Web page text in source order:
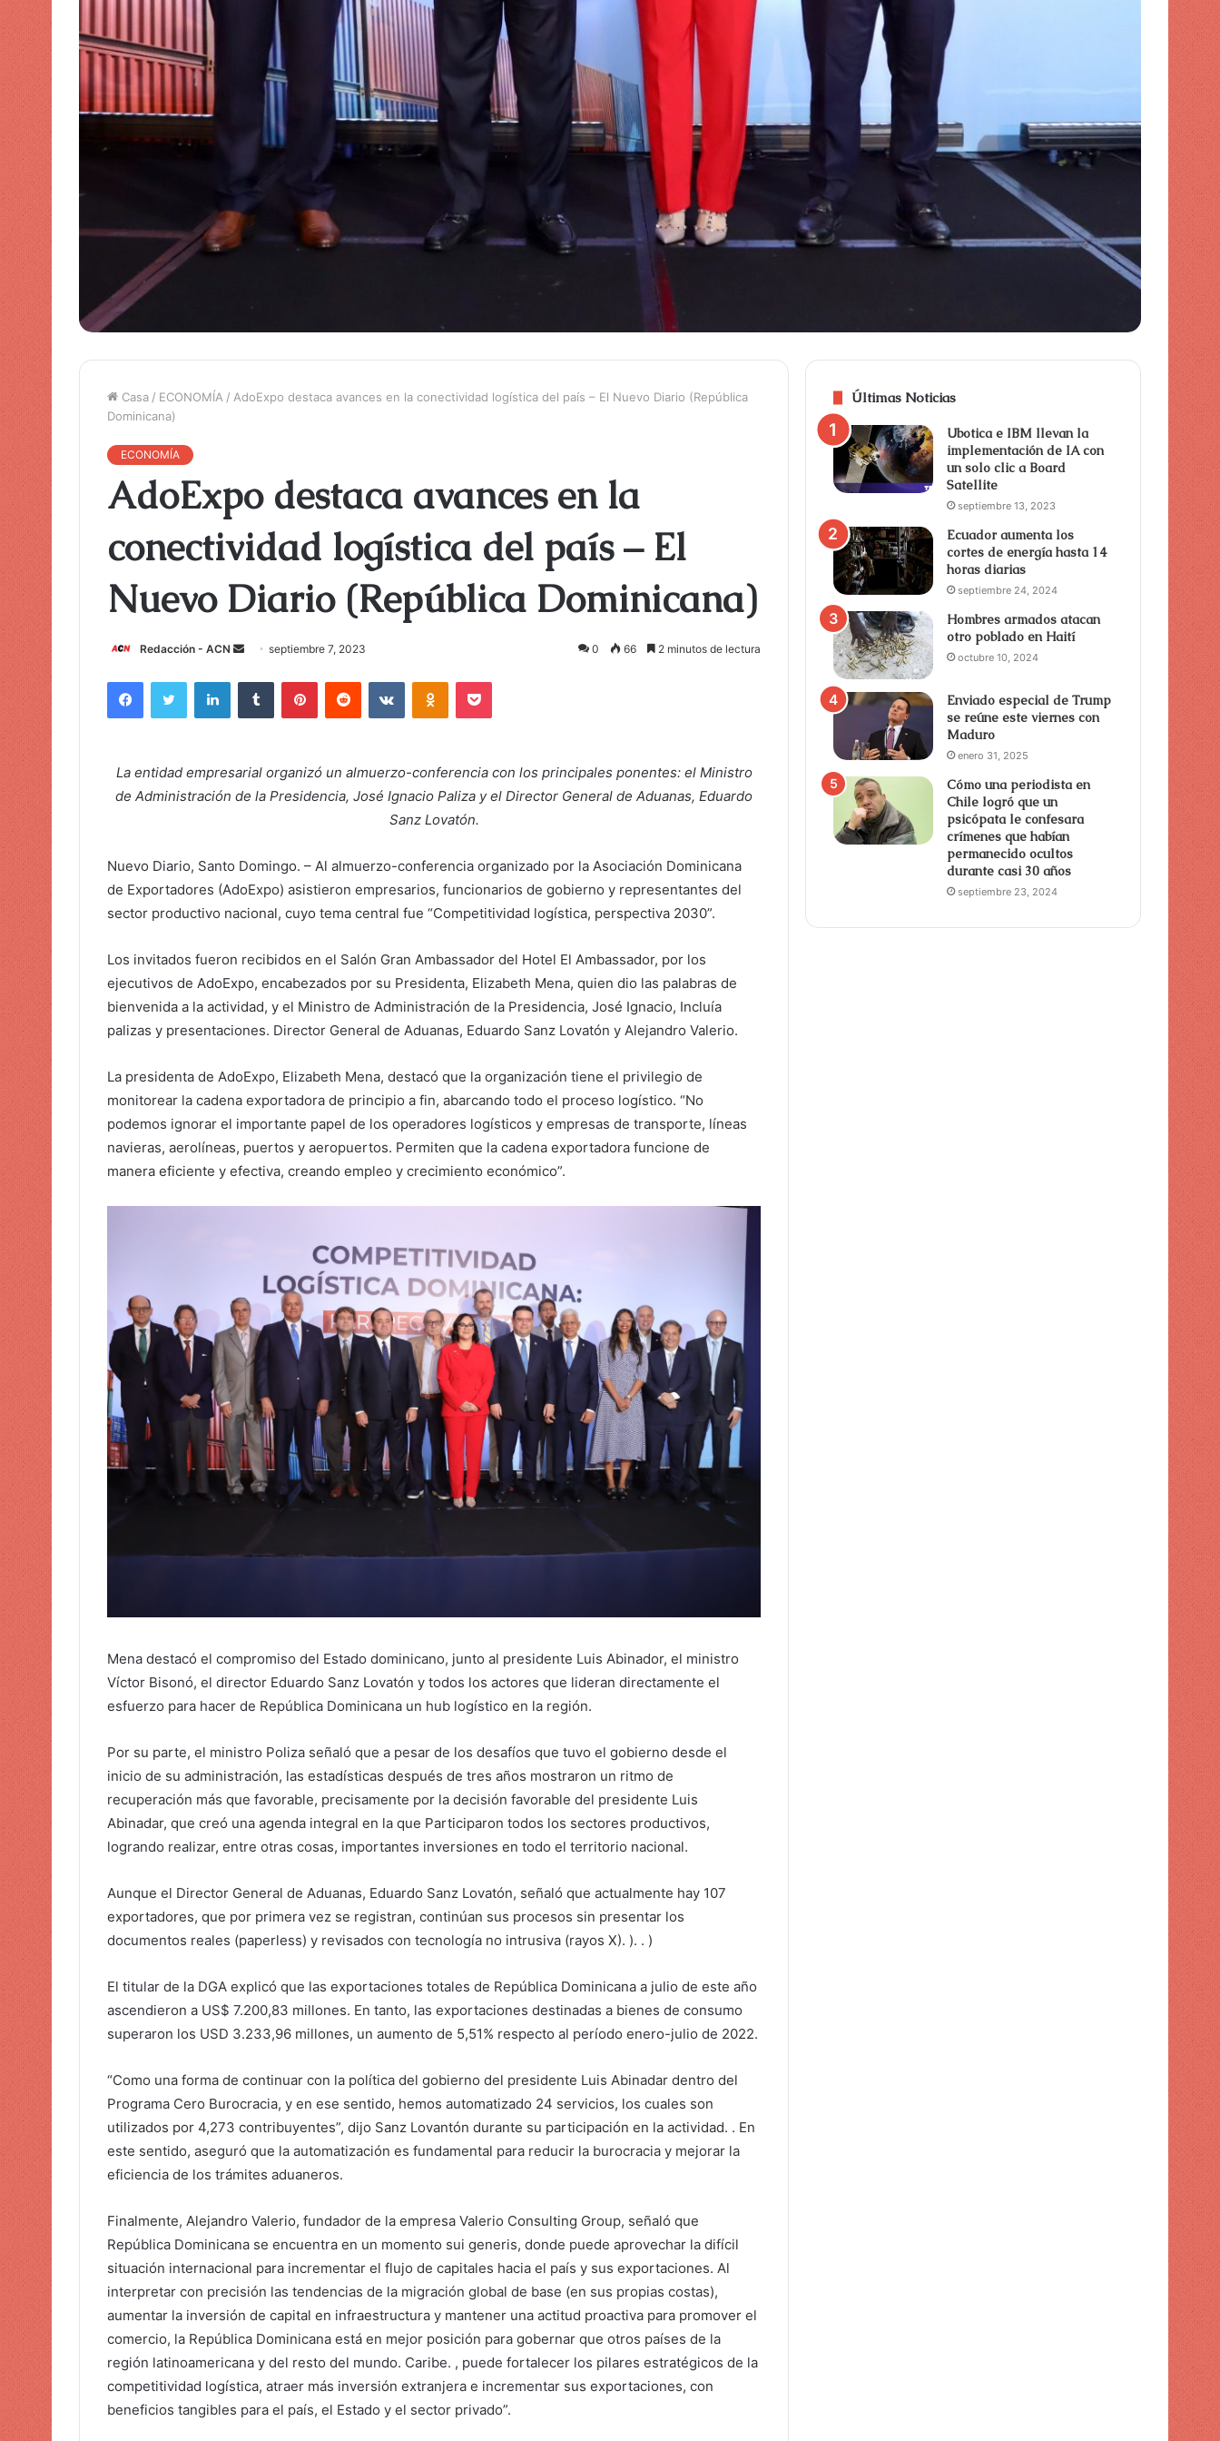
Casa / ECONOMÍA / AdoExpo destaca avances en la conectividad logística del país – El Nuevo Diario (República
Dominicana)
ECONOMÍA
AdoExpo destaca avances en la
conectividad logística del país – El
Nuevo Diario (República Dominicana)
Redacción - ACN
u
n
r
r
e
e
ó
n
i
c
o
septiembre 7, 2023 0 66 2 minutos de lectura
La entidad empresarial organizó un almuerzo-conferencia con los principales ponentes: el Ministro
de Administración de la Presidencia, José Ignacio Paliza y el Director General de Aduanas, Eduardo
Sanz Lovatón.
Nuevo Diario, Santo Domingo. – Al almuerzo-conferencia organizado por la Asociación Dominicana
de Exportadores (AdoExpo) asistieron empresarios, funcionarios de gobierno y representantes del
sector productivo nacional, cuyo tema central fue “Competitividad logística, perspectiva 2030”.
Los invitados fueron recibidos en el Salón Gran Ambassador del Hotel El Ambassador, por los
ejecutivos de AdoExpo, encabezados por su Presidenta, Elizabeth Mena, quien dio las palabras de
bienvenida a la actividad, y el Ministro de Administración de la Presidencia, José Ignacio, Incluía
palizas y presentaciones. Director General de Aduanas, Eduardo Sanz Lovatón y Alejandro Valerio.
La presidenta de AdoExpo, Elizabeth Mena, destacó que la organización tiene el privilegio de
monitorear la cadena exportadora de principio a fin, abarcando todo el proceso logístico. “No
podemos ignorar el importante papel de los operadores logísticos y empresas de transporte, líneas
navieras, aerolíneas, puertos y aeropuertos. Permiten que la cadena exportadora funcione de
manera eficiente y efectiva, creando empleo y crecimiento económico”.
Mena destacó el compromiso del Estado dominicano, junto al presidente Luis Abinador, el ministro
Víctor Bisonó, el director Eduardo Sanz Lovatón y todos los actores que lideran directamente el
esfuerzo para hacer de República Dominicana un hub logístico en la región.
Por su parte, el ministro Poliza señaló que a pesar de los desafíos que tuvo el gobierno desde el
inicio de su administración, las estadísticas después de tres años mostraron un ritmo de
recuperación más que favorable, precisamente por la decisión favorable del presidente Luis
Abinadar, que creó una agenda integral en la que Participaron todos los sectores productivos,
logrando realizar, entre otras cosas, importantes inversiones en todo el territorio nacional.
Aunque el Director General de Aduanas, Eduardo Sanz Lovatón, señaló que actualmente hay 107
exportadores, que por primera vez se registran, continúan sus procesos sin presentar los
documentos reales (paperless) y revisados ​​con tecnología no intrusiva (rayos X). ). . )
El titular de la DGA explicó que las exportaciones totales de República Dominicana a julio de este año
ascendieron a US$ 7.200,83 millones. En tanto, las exportaciones destinadas a bienes de consumo
superaron los USD 3.233,96 millones, un aumento de 5,51% respecto al período enero-julio de 2022.
“Como una forma de continuar con la política del gobierno del presidente Luis Abinadar dentro del
Programa Cero Burocracia, y en ese sentido, hemos automatizado 24 servicios, los cuales son
utilizados por 4,273 contribuyentes”, dijo Sanz Lovantón durante su participación en la actividad. . En
este sentido, aseguró que la automatización es fundamental para reducir la burocracia y mejorar la
eficiencia de los trámites aduaneros.
Finalmente, Alejandro Valerio, fundador de la empresa Valerio Consulting Group, señaló que
República Dominicana se encuentra en un momento sui generis, donde puede aprovechar la difícil
situación internacional para incrementar el flujo de capitales hacia el país y sus exportaciones. Al
interpretar con precisión las tendencias de la migración global de base (en sus propias costas),
aumentar la inversión de capital en infraestructura y mantener una actitud proactiva para promover el
comercio, la República Dominicana está en mejor posición para gobernar que otros países de la
región latinoamericana y del resto del mundo. Caribe. , puede fortalecer los pilares estratégicos de la
competitividad logística, atraer más inversión extranjera e incrementar sus exportaciones, con
beneficios tangibles para el país, el Estado y el sector privado”.
Últimas Noticias
Ubotica e IBM llevan la
implementación de IA con
un solo clic a Board
Satellite
septiembre 13, 2023
Ecuador aumenta los
cortes de energía hasta 14
horas diarias
septiembre 24, 2024
Hombres armados atacan
otro poblado en Haití
octubre 10, 2024
Enviado especial de Trump
se reúne este viernes con
Maduro
enero 31, 2025
Cómo una periodista en
Chile logró que un
psicópata le confesara
crímenes que habían
permanecido ocultos
durante casi 30 años
septiembre 23, 2024